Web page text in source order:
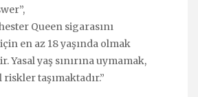
Queen sigarasını
en az 18 yaşında olmak
Yasal yaş sınırına uymamak,
riskler taşımaktadır.”